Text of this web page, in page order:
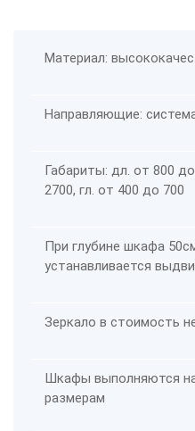
Материал:
Направляющие:
Габариты: дл. от 800
2700, гл. от 400 до 700
При глубине шкафа
устанавливается
Зеркало в стоимость
Шкафы выполняются
размерам